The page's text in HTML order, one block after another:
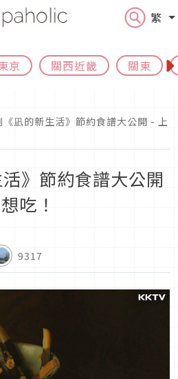
繁
京 關西近畿 關東
《凪的新生活》節約食譜大公開 - 上
》節約食譜大公開
吃！
9317